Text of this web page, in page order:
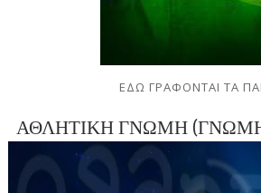
ΕΔΩ ΓΡΑΦΟΝΤΑΙ ΤΑ
ΑΘΛΗΤΙΚΗ ΓΝΩΜΗ